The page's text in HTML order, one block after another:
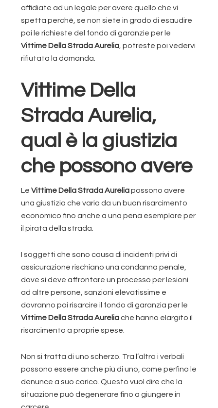
affidiate ad un legale per avere quello che vi
spetta perché, se non siete in grado di esaudire
poi le richieste del fondo di garanzie per le
Vittime Della Strada Aurelia , potreste poi vedervi
rifiutata la domanda.
Vittime Della
Strada Aurelia,
qual è la giustizia
che possono avere
Le Vittime Della Strada Aureliapossono avere
una giustizia che varia da un buon risarcimento
economico fino anche a una pena esemplare per
il pirata della strada.
I soggetti che sono causa di incidenti privi di
assicurazione rischiano una condanna penale,
dove si deve affrontare un processo per lesioni
ad altre persone, sanzioni elevatissime e
dovranno poi risarcire il fondo di garanzia per le
Vittime Della Strada Aureliache hanno elargito il
risarcimento a proprie spese.
Non si tratta di uno scherzo. Tra l’altro i verbali
possono essere anche più di uno, come perfino le
denunce a suo carico. Questo vuol dire che la
situazione può degenerare fino a giungere in